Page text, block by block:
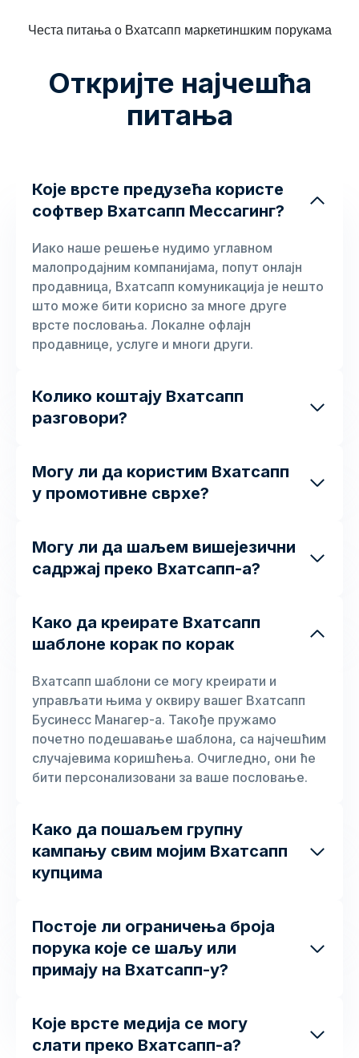
Честа питања о Вхатсапп маркетиншким порукама
Откријте најчешћа
питања
Које врсте предузећа користе
софтвер Вхатсапп Мессагинг?
Иако наше решење нудимо углавном
малопродајним компанијама, попут онлајн
продавница, Вхатсапп комуникација је нешто
што може бити корисно за многе друге
врсте пословања. Локалне офлајн
продавнице, услуге и многи други.
Колико коштају Вхатсапп
разговори?
Могу ли да користим Вхатсапп
у промотивне сврхе?
Могу ли да шаљем вишејезични
садржај преко Вхатсапп-а?
Како да креирате Вхатсапп
шаблоне корак по корак
Вхатсапп шаблони се могу креирати и
управљати њима у оквиру вашег Вхатсапп
Бусинесс Манагер-а. Такође пружамо
почетно подешавање шаблона, са најчешћим
случајевима коришћења. Очигледно, они ће
бити персонализовани за ваше пословање.
Како да пошаљем групну
кампању свим мојим Вхатсапп
купцима
Постоје ли ограничења броја
порука које се шаљу или
примају на Вхатсапп-у?
Које врсте медија се могу
слати преко Вхатсапп-а?